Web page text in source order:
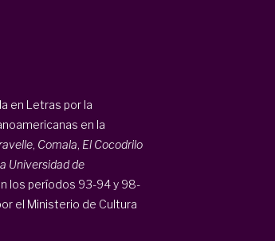
en Letras por la
en la
, Comala, El Cocodrilo
Universidad de
los períodos 93-94 y 98-
el Ministerio de Cultura